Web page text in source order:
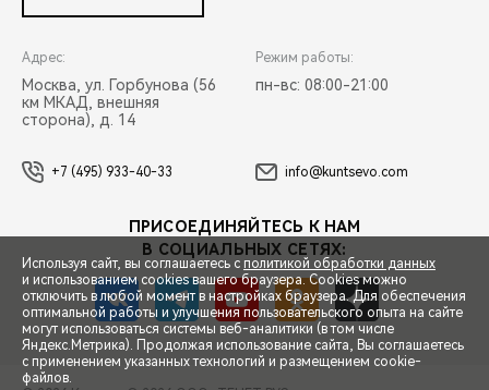
СПЕЦПРЕДЛОЖЕНИЯ
Адрес:
Москва, ул. Горбунова (56
км МКАД, внешняя
сторона), д. 14
Режим работы:
пн-вс: 08:00-21:00
+7 (495) 933-40-33 info@kuntsevo.com
ПРИСОЕДИНЯЙТЕСЬ К НАМ
В СОЦИАЛЬНЫХ СЕТЯХ:
Используя сайт, вы соглашаетесь с политикой обработки данных
и использованием cookies вашего браузера. Cookies можно
отключить в любой момент в настройках браузера. Для обеспечения
оптимальной работы и улучшения пользовательского опыта на сайте
могут использоваться системы веб-аналитики (в том числе
Яндекс.Метрика). Продолжая использование сайта, Вы соглашаетесь
с применением указанных технологий и размещением cookie-
файлов.